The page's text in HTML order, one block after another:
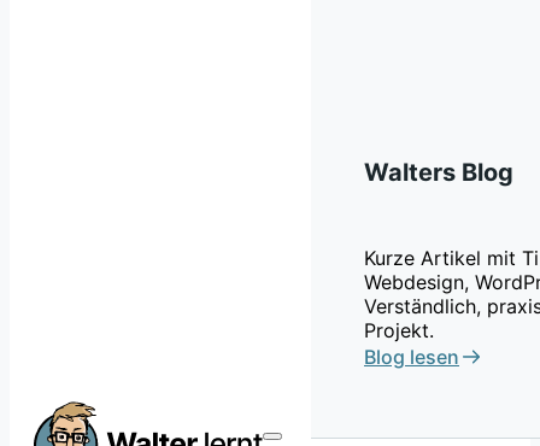
Walters Blog
Kurze Artikel mit
Webdesign,
Verständlich,
Projekt.
Blog lesen